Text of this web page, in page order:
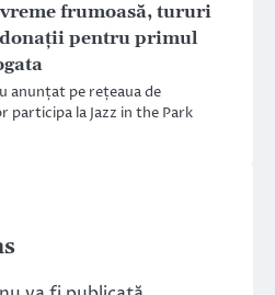
frumoasă, tururi
pentru primul
anunțat pe rețeaua de
participa la Jazz in the Park